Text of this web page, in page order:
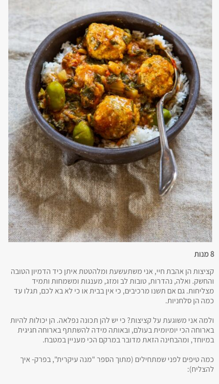
8 מנות
קציצות הן אהבת חיי, אני משתעשעת ומלהטטת איתן כיד הדמיון הטובה
והחשק. ואלה, נהדרות, טובות לב ומזג, מענגות ומשמחות ותמיד
מצליחות. גם אם תשנו מרכיבים, כי אין בבית או כי לא בא לכם, תגלו עד
כמה הן סלחניות.
ולמה אני משוגעת על קציצות? כי יש להן תכונה נפלאה. הן יכולות להיות
בארוחה הכי יומיומית בעולם, ובאותה מידה להשתתף בארוחה חגיגית
במיוחד, ומהבחינה הזאת מדובר במרקם הכי מעניין במטבח.
כמה טיפים לפני שמתחילים (מתוך הספר "מנה עיקרית", בפרק- איך
להצליח):